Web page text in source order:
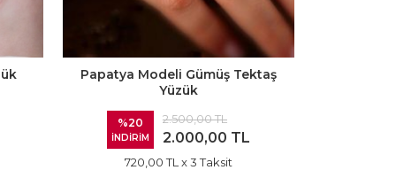
Papatya Modeli Gümüş Tektaş
Yüzük
%20
İNDİRİM
2.500,00 TL
2.000,00 TL
720,00 TL x 3 Taksit